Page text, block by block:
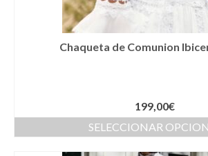
Pendientes
Pulseras
Tocados
Zapatos
Chaqueta de Comunion
199,00€
SELECCIONAR